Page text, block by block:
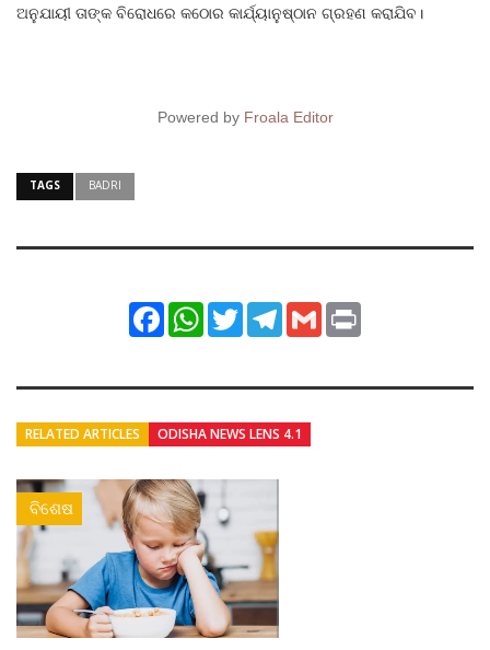
ଅନୁଯାୟୀ ତାଙ୍କ ବିରୋଧରେ କଠୋର କାର୍ଯ୍ୟାନୁଷ୍ଠାନ ଗ୍ରହଣ କରାଯିବ।
Powered by Froala Editor
TAGS BADRI
FacebookWhatsApp
TwitterTelegram
Gmail
RELATED ARTICLES ODISHA NEWS LENS 4.1
ବିଶେଷ